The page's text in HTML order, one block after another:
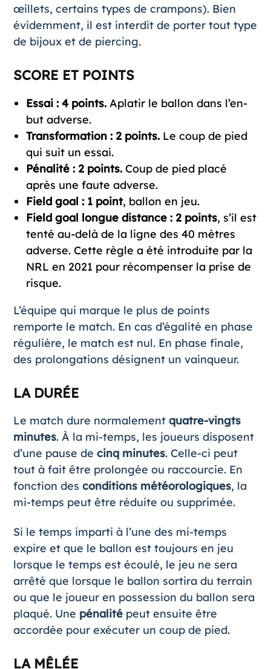
œillets, certains types de crampons). Bien
évidemment, il est interdit de porter tout type
de bijoux et de piercing.
SCORE ET POINTS
Essai : 4 points.Aplatir le ballon dans l’en-
but adverse.
Transformation : 2 points.Le coup de pied
qui suit un essai.
Pénalité : 2 points.Coup de pied placé
après une faute adverse.
Field goal : 1 point, ballon en jeu.
Field goal longue distance : 2 points, s’il est
tenté au-delà de la ligne des 40 mètres
adverse. Cette règle a été introduite par la
NRL en 2021 pour récompenser la prise de
risque.
L’équipe qui marque le plus de points
remporte le match. En cas d’égalité en phase
régulière, le match est nul. En phase finale,
des prolongations désignent un vainqueur.
LA DURÉE
Le match dure normalement quatre-vingts
minutes. À la mi-temps, les joueurs disposent
d’une pause de cinq minutes. Celle-ci peut
tout à fait être prolongée ou raccourcie. En
fonction des conditions météorologiques, la
mi-temps peut être réduite ou supprimée.
Si le temps imparti à l’une des mi-temps
expire et que le ballon est toujours en jeu
lorsque le temps est écoulé, le jeu ne sera
arrêté que lorsque le ballon sortira du terrain
ou que le joueur en possession du ballon sera
plaqué. Une pénalité peut ensuite être
accordée pour exécuter un coup de pied.
LA MÊLÉE